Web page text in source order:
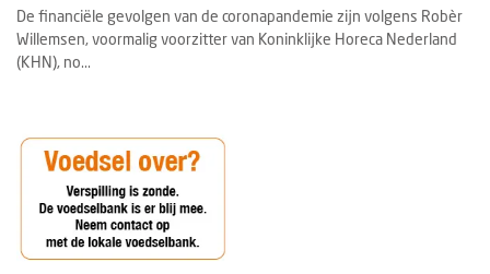
De financiële gevolgen van de coronapandemie zijn volgens Robèr
Willemsen, voormalig voorzitter van Koninklijke Horeca Nederland
(KHN), no...